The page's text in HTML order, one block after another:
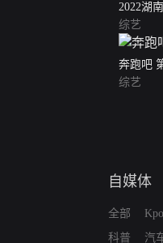
2022湖
综艺
奔跑吧
综艺
自媒体
全部
科普
汽